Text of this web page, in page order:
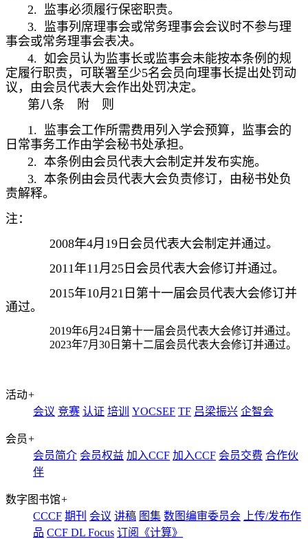
2.
监事必须履行保密职责。
3.
监事列席理事会或常务理事会会议时不参与理
事会或常务理事会表决。
4. 如会员认为监事长或监事会未能按本条例的规
定履行职责，可联署至少5名会员向理事长提出处罚动
议，由会员代表大会作出处罚决定。
第八条 附 则
1.
监事会工作所需费用列入学会预算，监事会的
日常事务工作由学会秘书处承担。
2. 本条例由会员代表大会制定并发布实施。
3. 本条例由会员代表大会负责修订，由秘书处负
责解释。
注：
2008年4月19日会员代表大会制定并通过。
2011年11月25日会员代表大会修订并通过。
2015年10月21日第十一届会员代表大会修订并
通过。
2019年6月24日第十一届会员代表大会修订并通过。
2023年7月30日第十二届会员代表大会修订并通过。
活动+
会议 竞赛 认证 培训 YOCSEF TF 吕梁振兴 企智会
会员+
会员简介 会员权益 加入CCF 加入CCF 会员交费 合作伙
伴
数字图书馆+
CCCF 期刊 会议 讲稿 图集 数图编审委员会
上传/发布作
品 CCF DL Focus 订阅《计算》